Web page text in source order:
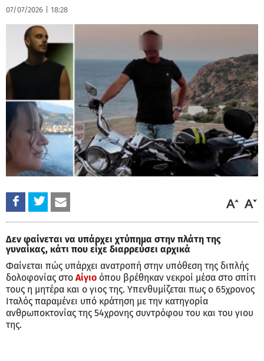
07/07/2026 18:28
Δεν φαίνεται να υπάρχει χτύπημα στην πλάτη της
γυναίκας, κάτι που είχε διαρρεύσει αρχικά
Φαίνεται πώς υπάρχει ανατροπή στην υπόθεση της διπλής
δολοφονίας στο Αίγιο όπου βρέθηκαν νεκροί μέσα στο σπίτι
τους η μητέρα και ο γιος της. Υπενθυμίζεται πως ο 65χρονος
Ιταλός παραμένει υπό κράτηση με την κατηγορία
ανθρωποκτονίας της 54χρονης συντρόφου του και του γιου
της.